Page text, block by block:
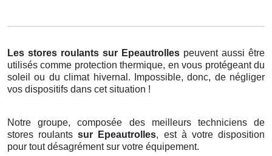
Les stores roulants sur Epeautrolles peuvent aussi être
utilisés comme protection thermique, en vous protégeant du
soleil ou du climat hivernal. Impossible, donc, de négliger
vos dispositifs dans cet situation !
Notre groupe, composée des meilleurs techniciens de
stores roulantssur Epeautrolles, est à votre disposition
pour tout désagrément sur votre équipement.